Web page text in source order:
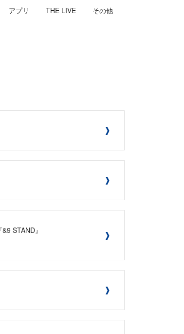
アプリ THE LIVE その他
STAND』